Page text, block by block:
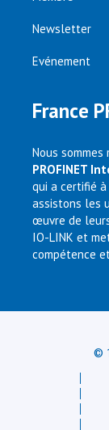
Newsletter
Evénement
France
Nous sommes
PROFINET
qui a certifié à
assistons les
œuvre de leurs
IO-LINK et
compétence
©